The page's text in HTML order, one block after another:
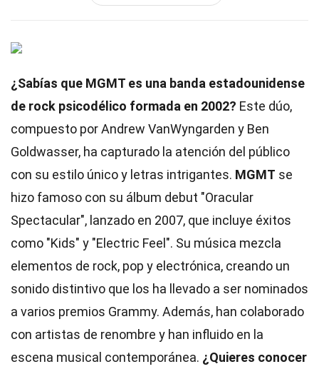
¿Sabías que MGMT es una banda estadounidense
de rock psicodélico formada en 2002? Este dúo,
compuesto por Andrew VanWyngarden y Ben
Goldwasser, ha capturado la atención del público
con su estilo único y letras intrigantes. MGMT se
hizo famoso con su álbum debut "Oracular
Spectacular", lanzado en 2007, que incluye éxitos
como "Kids" y "Electric Feel". Su música mezcla
elementos de rock, pop y electrónica, creando un
sonido distintivo que los ha llevado a ser nominados
a varios premios Grammy. Además, han colaborado
con artistas de renombre y han influido en la
escena musical contemporánea. ¿Quieres conocer